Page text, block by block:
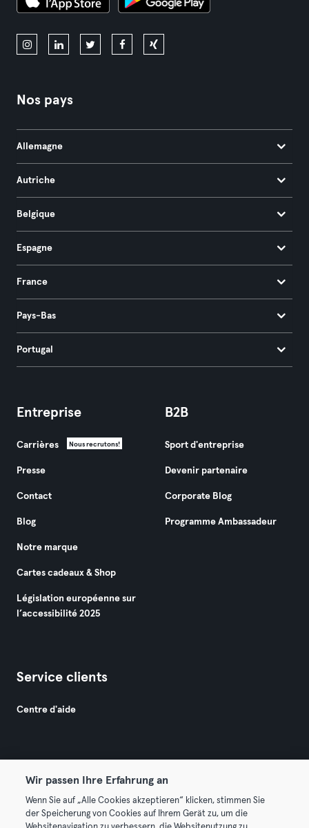
Nos pays
Allemagne
Autriche
Belgique
Espagne
France
Pays-Bas
Portugal
Entreprise
Carrières Nous recrutons!
Presse
Contact
Blog
Notre marque
Cartes cadeaux & Shop
Législation européenne sur
l’accessibilité 2025
B2B
Sport d'entreprise
Devenir partenaire
Corporate Blog
Programme Ambassadeur
Service clients
Centre d'aide
© 2026 Urban Sports Group GmbH. All rights reserved.
Conditions générales Politique de confidentialité
Wir passen Ihre Erfahrung an
Wenn Sie auf „Alle Cookies akzeptieren“ klicken, stimmen Sie
der Speicherung von Cookies auf Ihrem Gerät zu, um die